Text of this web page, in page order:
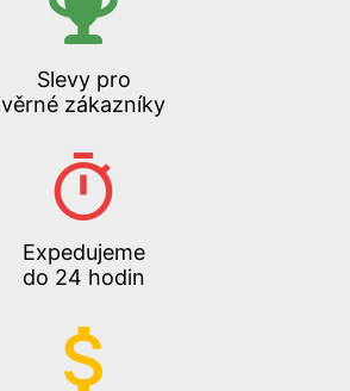
Slevy pro
věrné zákazníky
Expedujeme
do 24 hodin